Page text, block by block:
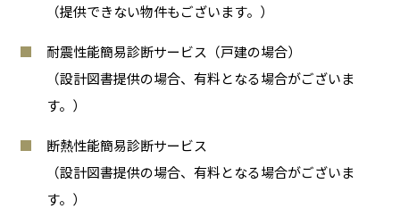
（提供できない物件もございます。）
耐震性能簡易診断サービス（戸建の場合）
（設計図書提供の場合、有料となる場合がございま
す。）
断熱性能簡易診断サービス
（設計図書提供の場合、有料となる場合がございま
す。）